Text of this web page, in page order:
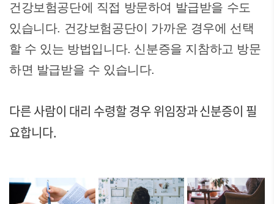
건강보험공단에 직접 방문하여 발급받을 수도
있습니다. 건강보험공단이 가까운 경우에 선택
할 수 있는 방법입니다. 신분증을 지참하고 방문
하면 발급받을 수 있습니다.
다른 사람이 대리 수령할 경우 위임장과 신분증이 필
요합니다.